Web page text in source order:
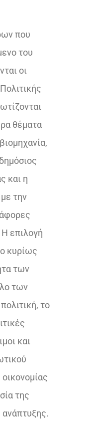
που
του
οι
θέματα
και η
την
Η επιλογή
κυρίως
των
των
το
και
της